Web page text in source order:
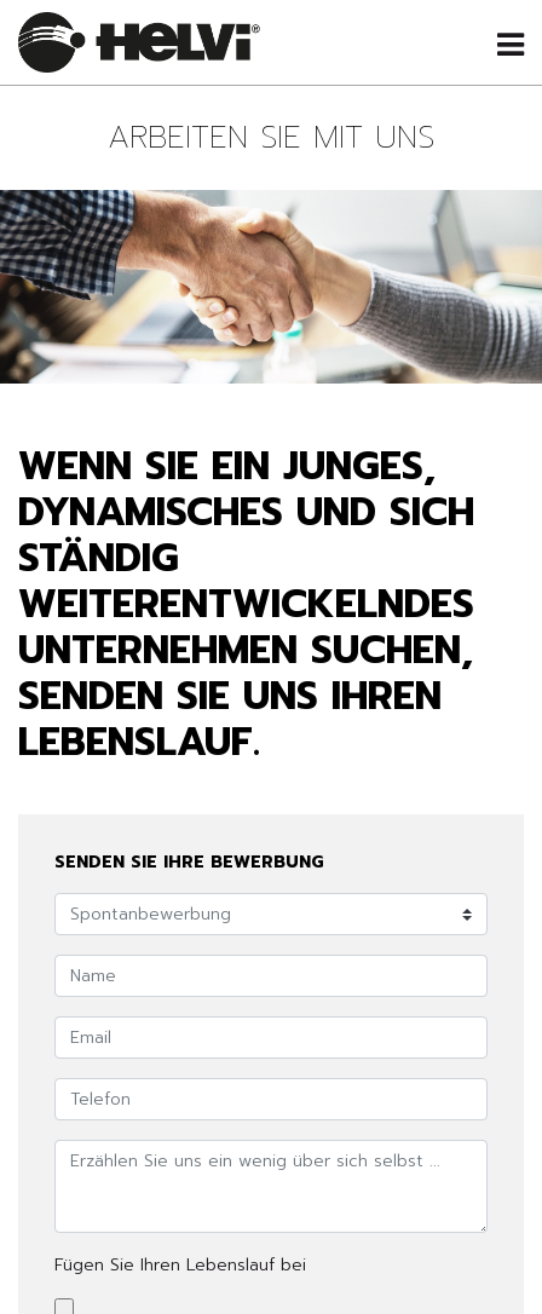
ARBEITEN SIE MIT UNS
WENN SIE EIN JUNGES,
DYNAMISCHES UND SICH
STÄNDIG
WEITERENTWICKELNDES
UNTERNEHMEN SUCHEN,
SENDEN SIE UNS IHREN
LEBENSLAUF.
SENDEN SIE IHRE BEWERBUNG
Fügen Sie Ihren Lebenslauf bei